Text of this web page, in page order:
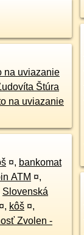
na uviazanie
Štúra
na uviazanie
¤, bankomat
ATM ¤,
Slovenská
¤, kôš ¤,
Zvolen -